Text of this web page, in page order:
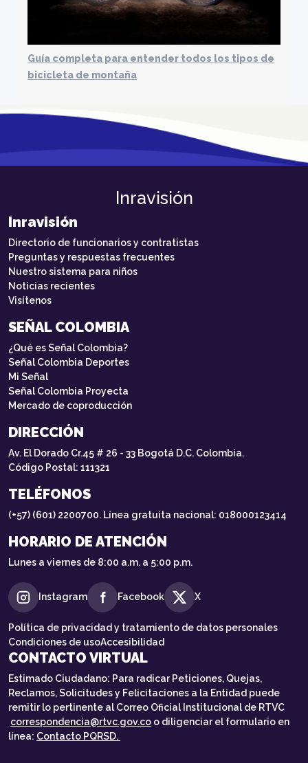
Guía completa para entender todos los tipos de
bicicleta de montaña
Inravisión
Inravisión
Directorio de funcionarios y contratistas
Preguntas y respuestas frecuentes
Nuestro sistema para niños
Noticias recientes
Visítenos
SEÑAL COLOMBIA
¿Qué es Señal Colombia?
Señal Colombia Deportes
Mi Señal
Señal Colombia Proyecta
Mercado de coproducción
DIRECCIÓN
Av. El Dorado Cr.45 # 26 - 33 Bogotá D.C. Colombia.
Código Postal: 111321
TELÉFONOS
(+57) (601) 2200700. Línea gratuita nacional: 018000123414
HORARIO DE ATENCIÓN
Lunes a viernes de 8:00 a.m. a 5:00 p.m.
Instagram Facebook X
Política de privacidad y tratamiento de datos personales
Condiciones de usoAccesibilidad
CONTACTO VIRTUAL
Estimado Ciudadano: Para radicar Peticiones, Quejas,
Reclamos, Solicitudes y Felicitaciones a la Entidad puede
remitir lo pertinente al Correo Oficial Institucional de RTVC
correspondencia@rtvc.gov.co o diligenciar el formulario en
línea: Contacto PQRSD.